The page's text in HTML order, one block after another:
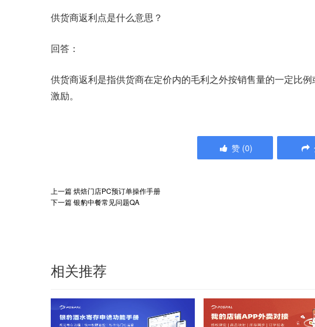
供货商返利点是什么意思？
回答：
供货商返利是指供货商在定价内的毛利之外按销售量的一定比
激励。
赞 (0)
上一篇烘焙门店PC预订单操作手册
下一篇银豹中餐常见问题QA
相关推荐